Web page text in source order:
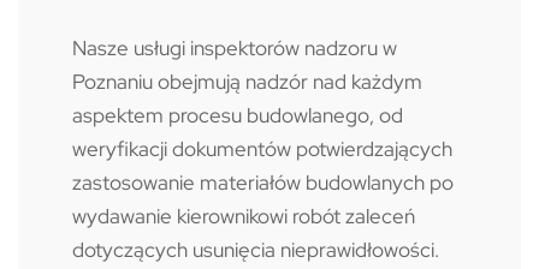
Nasze usługi inspektorów nadzoru w
Poznaniu obejmują nadzór nad każdym
aspektem procesu budowlanego, od
weryfikacji dokumentów potwierdzających
zastosowanie materiałów budowlanych po
wydawanie kierownikowi robót zaleceń
dotyczących usunięcia nieprawidłowości.